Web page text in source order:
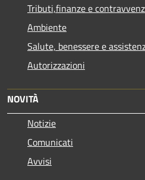
Tributi,finanze e
Ambiente
Salute, benessere e
Autorizzazioni
NOVITÀ
Notizie
Comunicati
Avvisi